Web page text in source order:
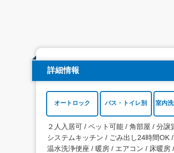
詳細情報
オートロック バス・トイレ別 室内
２人入居可 ペット可能 角部屋 分譲
システムキッチン
ごみ出し24時間OK
温水洗浄便座
暖房 エアコン 床暖房